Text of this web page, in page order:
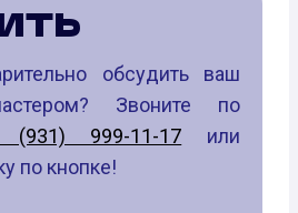
обсудить ваш
Звоните по
(931) 999-11-17 или
по кнопке!